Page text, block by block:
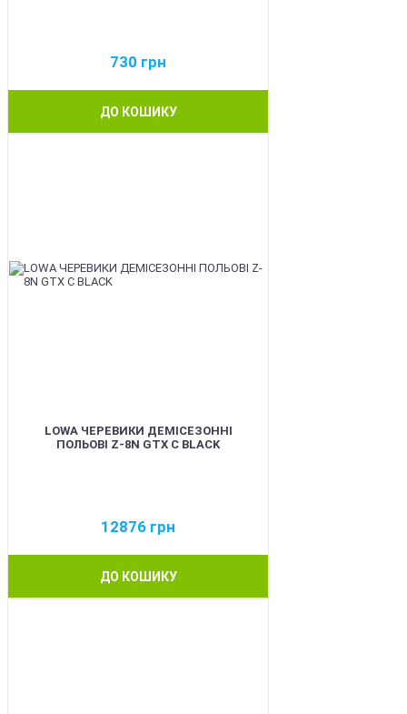
730 грн
ДО КОШИКУ
LOWA ЧЕРЕВИКИ ДЕМІСЕЗОННІ
ПОЛЬОВІ Z-8N GTX C BLACK
12876 грн
ДО КОШИКУ